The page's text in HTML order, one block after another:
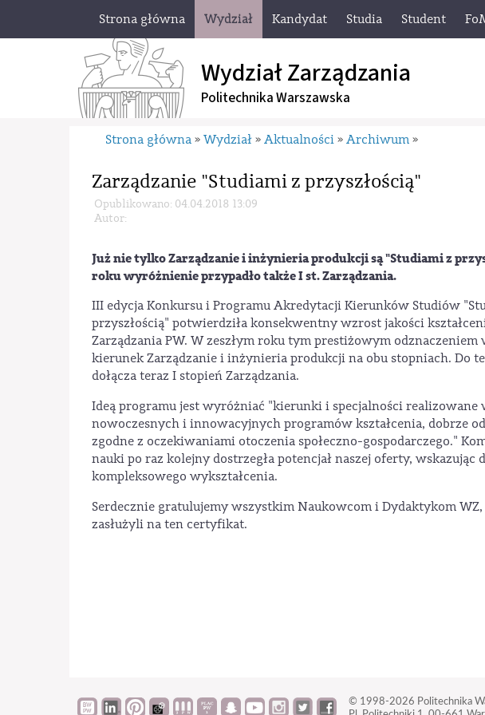
Strona główna Wydział Kandydat Studia Student
Wydział Zarządzania
Politechnika Warszawska
Strona główna » Wydział » Aktualności » Archiwum »
Zarządzanie "Studiami z przyszłością"
Opublikowano: 04.04.2018 13:09
Autor:
Już nie tylko Zarządzanie i inżynieria produkcji są "Studiami z
roku wyróżnienie przypadło także I st. Zarządzania.
III edycja Konkursu i Programu Akredytacji Kierunków Studiów
przyszłością" potwierdziła konsekwentny wzrost jakości
Zarządzania PW. W zeszłym roku tym prestiżowym
kierunek Zarządzanie i inżynieria produkcji na obu stopniach. Do
dołącza teraz I stopień Zarządzania.
Ideą programu jest wyróżniać "kierunki i specjalności realizowane
nowoczesnych i innowacyjnych programów kształcenia, dobrze
zgodne z oczekiwaniami otoczenia społeczno-gospodarczego."
nauki po raz kolejny dostrzegła potencjał naszej oferty, wskazując
kompleksowego wykształcenia.
Serdecznie gratulujemy wszystkim Naukowcom i Dydaktykom
zasłużyli na ten certyfikat.
© 1998-2026 Politechnika